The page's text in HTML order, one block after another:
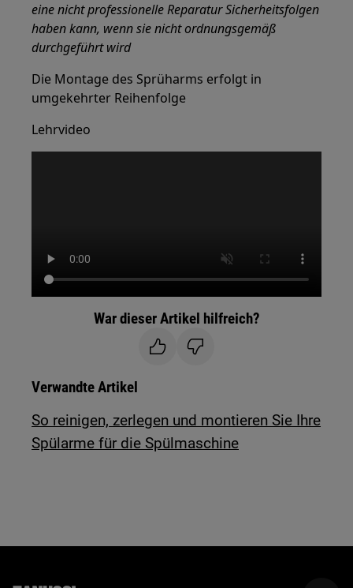
eine nicht professionelle Reparatur Sicherheitsfolgen
haben kann, wenn sie nicht ordnungsgemäß
durchgeführt wird
Die Montage des Sprüharms erfolgt in
umgekehrter Reihenfolge
Lehrvideo
War dieser Artikel hilfreich?
Verwandte Artikel
So reinigen, zerlegen und montieren Sie Ihre
Spülarme für die Spülmaschine